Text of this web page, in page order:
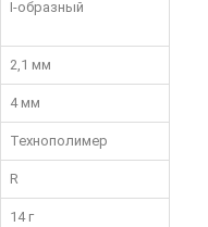
I-образный
2,1 мм
4 мм
Технополимер
R
14 г